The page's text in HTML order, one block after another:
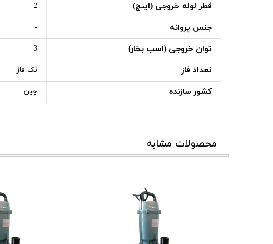
قطر لوله خروجی (اینچ) 2
جنس پروانه -
توان خروجی (اسب بخار) 3
تعداد فاز تک فاز
کشور سازنده چین
محصولات مشابه